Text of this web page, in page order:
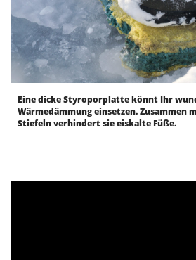
Eine dicke Styroporplatte könnt Ihr
Wärmedämmung einsetzen. Zusammen
Stiefeln verhindert sie eiskalte Füße.